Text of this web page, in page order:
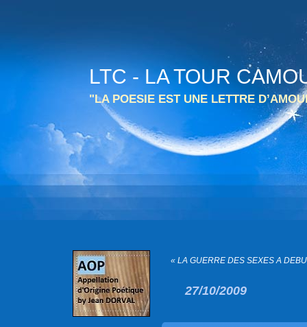
LTC - LA TOUR
"LA POESIE EST UNE LETTRE
« LA GUERRE DES SEXES A
27/10/2009